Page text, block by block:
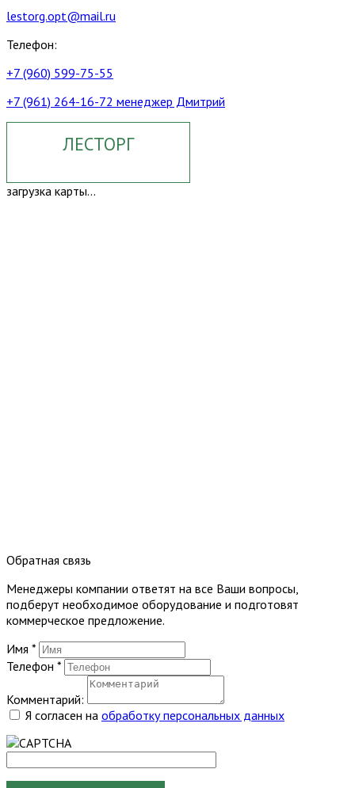
lestorg.opt@mail.ru
Телефон:
+7 (960) 599-75-55
+7 (961) 264-16-72 менеджер Дмитрий
ЛЕСТОРГ
загрузка карты...
Обратная связь
Менеджеры компании ответят на все Ваши вопросы,
подберут необходимое оборудование и подготовят
коммерческое предложение.
Имя *
Телефон *
Комментарий:
Я согласен на обработку персональных данных